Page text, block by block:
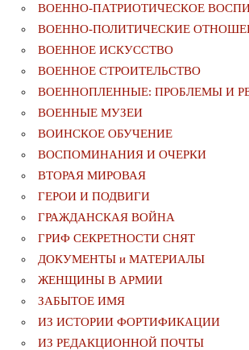
ВОЕННО-ПАТРИОТИЧЕСКОЕ
ВОЕННО-ПОЛИТИЧЕСКИE
ВОЕННОЕ ИСКУССТВО
ВОЕННОЕ СТРОИТЕЛЬСТВО
ВОЕННОПЛЕННЫЕ: ПРОБЛЕМЫ И
ВОЕННЫЕ МУЗЕИ
ВОИНСКОЕ ОБУЧЕНИЕ
ВОСПОМИНАНИЯ И ОЧЕРКИ
ВТОРАЯ МИРОВАЯ
ГЕРОИ И ПОДВИГИ
ГРАЖДАНСКАЯ ВОЙНА
ГРИФ СЕКРЕТНОСТИ СНЯТ
ДОКУМЕНТЫ и МАТЕРИАЛЫ
ЖЕНЩИНЫ В АРМИИ
ЗАБЫТОЕ ИМЯ
ИЗ ИСТОРИИ ФОРТИФИКАЦИИ
ИЗ РЕДАКЦИОННОЙ ПОЧТЫ